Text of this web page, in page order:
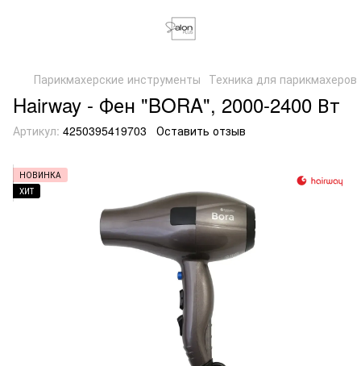
Парикмахерские инструменты Техника для парикмахеров
Hairway - Фен "BORA", 2000-2400 Вт
Артикул: 4250395419703 Оставить отзыв
НОВИНКА
ХИТ